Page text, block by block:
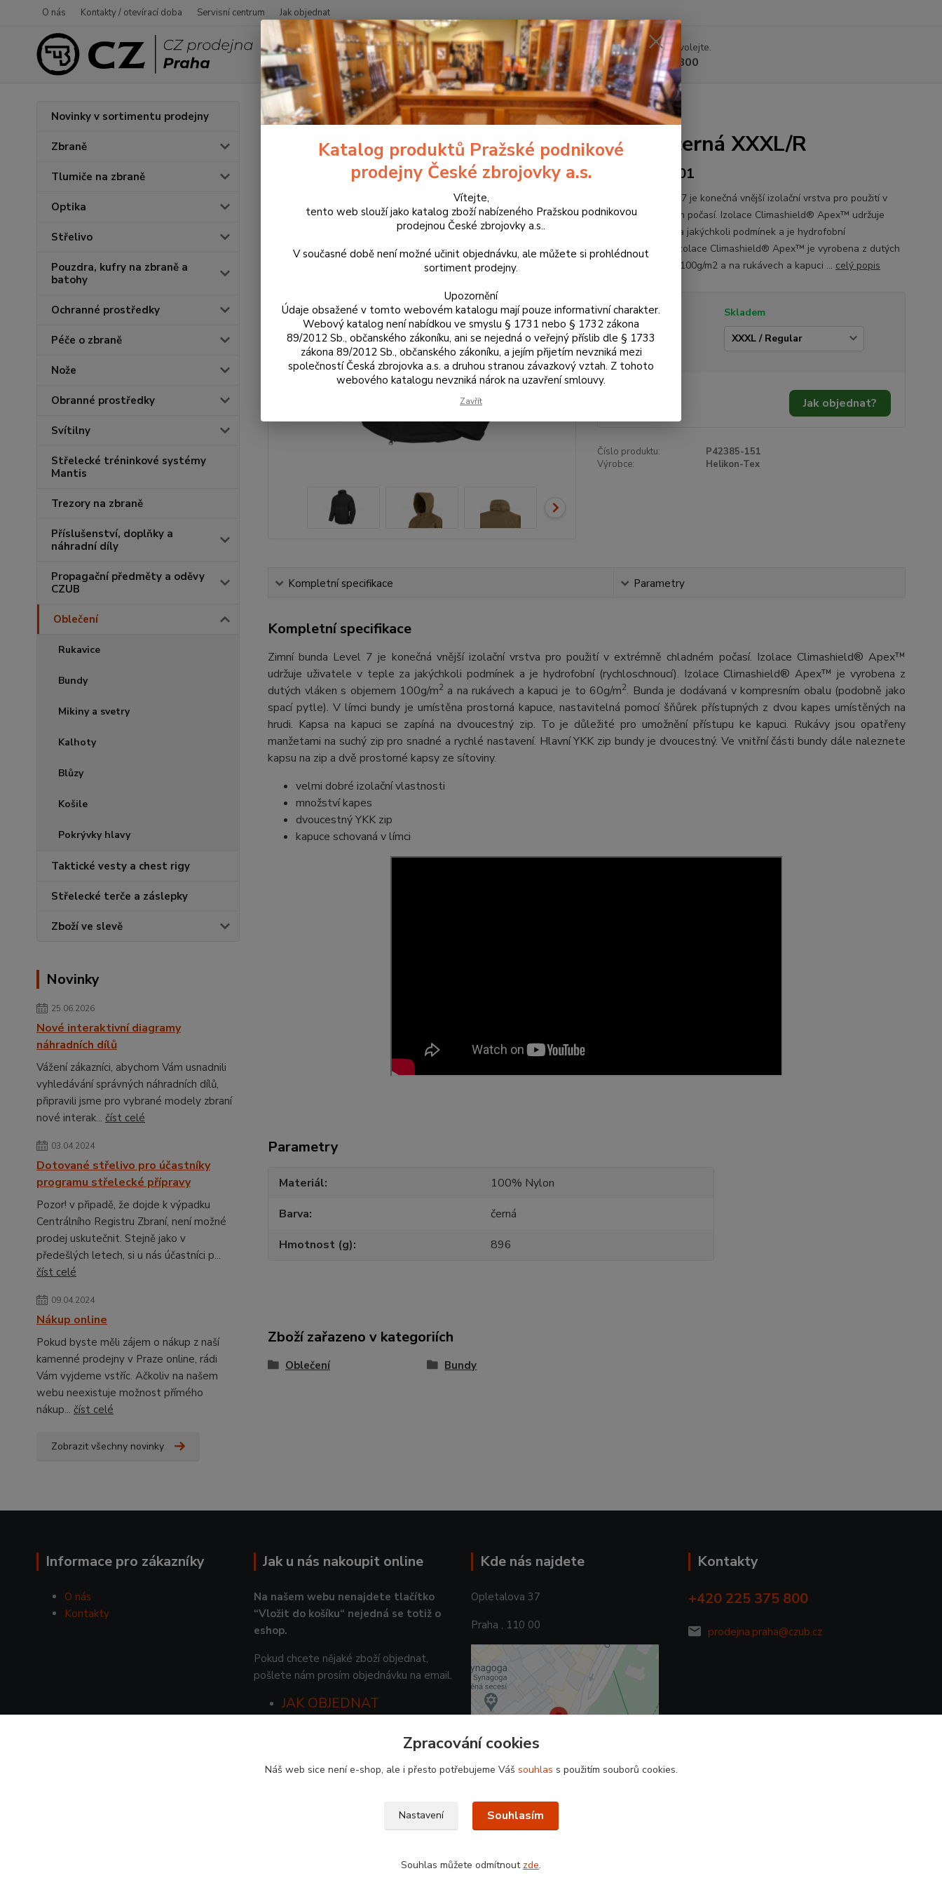
O nás Kontakty / otevírací doba Servisní centrum Jak objednat
Hledat Nevíte si rady? Zavolejte.
+420 225 375 800
Novinky v sortimentu prodejny
Zbraně
Tlumiče na zbraně
Optika
Střelivo
Pouzdra, kufry na zbraně a
batohy
Ochranné prostředky
Péče o zbraně
Nože
Obranné prostředky
Svítilny
Střelecké tréninkové systémy
Mantis
Trezory na zbraně
Příslušenství, doplňky a
náhradní díly
Propagační předměty a oděvy
CZUB
Oblečení
Rukavice
Bundy
Mikiny a svetry
Kalhoty
Blůzy
Košile
Pokrývky hlavy
Taktické vesty a chest rigy
Střelecké terče a záslepky
Zboží ve slevě
Novinky
25.06.2026
Nové interaktivní diagramy
náhradních dílů
Vážení zákazníci, abychom Vám usnadnili
vyhledávání správných náhradních dílů,
připravili jsme pro vybrané modely zbraní
nové interak... číst celé
03.04.2024
Dotované střelivo pro účastníky
programu střelecké přípravy
Pozor! v připadě, že dojde k výpadku
Centrálního Registru Zbraní, není možné
prodej uskutečnit. Stejně jako v
předešlých letech, si u nás účastníci p...
číst celé
09.04.2024
Nákup online
Pokud byste měli zájem o nákup z naší
kamenné prodejny v Praze online, rádi
Vám vyjdeme vstříc. Ačkoliv na našem
webu neexistuje možnost přímého
nákup... číst celé
Zobrazit všechny novinky
Úvod Oblečení Bunda Helikon Level 7 Climashield Apex černá XXXL/R
Bunda Helikon Level 7 Climashield Apex černá XXXL/R
KU-L70-NL-01
Zimní bunda Level 7 je konečná vnější izolační vrstva pro použití v
extrémně chladném počasí. Izolace Climashield® Apex™ udržuje
uživatele v teple za jakýchkoli podmínek a je hydrofobní
(rychloschnoucí). Izolace Climashield® Apex™ je vyrobena z dutých
vláken s objemem 100g/m2 a na rukávech a kapuci ... celý popis
Dostupnost
Skladem
Velikost
Jak objednat?
Číslo produktu:
P42385-151
Výrobce:
Helikon-Tex
Kompletní specifikace Parametry
Kompletní specifikace
Zimní bunda Level 7 je konečná vnější izolační vrstva pro použití v extrémně chladném počasí. Izolace Climashield® Apex™
udržuje uživatele v teple za jakýchkoli podmínek a je hydrofobní (rychloschnoucí). Izolace Climashield® Apex™ je vyrobena z
dutých vláken s objemem 100g/m2 a na rukávech a kapuci je to 60g/m2. Bunda je dodávaná v kompresním obalu (podobně jako
spací pytle). V límci bundy je umístěna prostorná kapuce, nastavitelná pomocí šňůrek přístupných z dvou kapes umístěných na
hrudi. Kapsa na kapuci se zapíná na dvoucestný zip. To je důležité pro umožnění přístupu ke kapuci. Rukávy jsou opatřeny
manžetami na suchý zip pro snadné a rychlé nastavení. Hlavní YKK zip bundy je dvoucestný. Ve vnitřní části bundy dále naleznete
kapsu na zip a dvě prostorné kapsy ze sítoviny.
velmi dobré izolační vlastnosti
množství kapes
dvoucestný YKK zip
kapuce schovaná v límci
Parametry
Materiál
100% Nylon
Barva
černá
Hmotnost (g)
896
Zboží zařazeno v kategoriích
Oblečení Bundy
Informace pro zákazníky
O nás
Kontakty
Jak u nás nakoupit online
Na našem webu nenajdete tlačítko
“Vložit do košíku“ nejedná se totiž o
eshop.
Pokud chcete nějaké zboží objednat,
pošlete nám prosím objednávku na email.
JAK OBJEDNAT
Kde nás najdete
Opletalova 37
Praha , 110 00
Kontakty
+420 225 375 800
prodejna.praha@czub.cz
Katalog produktů Pražské podnikové
prodejny České zbrojovky a.s.
Vítejte,
tento web slouží jako katalog zboží nabízeného Pražskou podnikovou
prodejnou České zbrojovky a.s..
V současné době není možné učinit objednávku, ale můžete si prohlédnout
sortiment prodejny.
Upozornění
Údaje obsažené v tomto webovém katalogu mají pouze informativní charakter.
Webový katalog není nabídkou ve smyslu § 1731 nebo § 1732 zákona
89/2012 Sb., občanského zákoníku, ani se nejedná o veřejný příslib dle § 1733
zákona 89/2012 Sb., občanského zákoníku, a jejím přijetím nevzniká mezi
společností Česká zbrojovka a.s. a druhou stranou závazkový vztah. Z tohoto
webového katalogu nevzniká nárok na uzavření smlouvy.
Zavřít
Zpracování cookies
Náš web sice není e-shop, ale i přesto potřebujeme Váš souhlas s použitím souborů cookies.
Nastavení Souhlasím
Souhlas můžete odmítnout zde.